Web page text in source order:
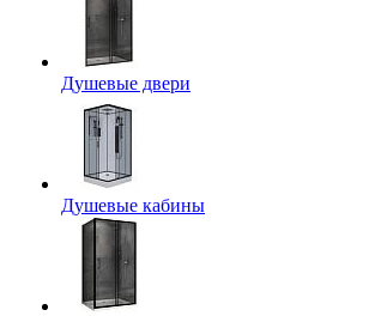
Душевые двери
Душевые кабины